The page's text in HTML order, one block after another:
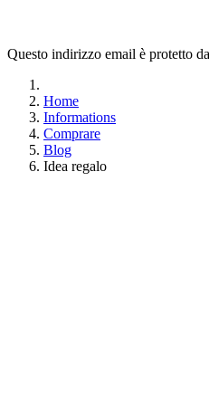
Questo indirizzo email è protetto
Home
Informations
Comprare
Blog
Idea regalo